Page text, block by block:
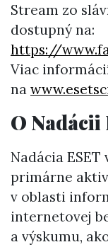
Stream zo
dostupný na:
https://
Viac
na
O Nadácii
Nadácia ESET
primárne
v oblasti
internetovej
a výskumu,